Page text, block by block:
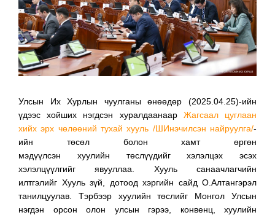
Улсын Их Хурлын чуулганы өнөөдөр (2025.04.25)-ийн
үдээс хойших нэгдсэн хуралдаанаар Жагсаал цуглаан
хийх эрх чөлөөний тухай хууль /ШИнэчилсэн найруулга/-
ийн төсөл болон хамт өргөн
мэдүүлсэн хуулийн төслүүдийг хэлэлцэх эсэх
хэлэлцүүлгийг явууллаа. Хууль санаачлагчийн
илтгэлийг Хууль зүй, дотоод хэргийн сайд О.Алтангэрэл
танилцуулав. Тэрбээр хуулийн төслийг Монгол Улсын
нэгдэн орсон олон улсын гэрээ, конвенц, хуулийн